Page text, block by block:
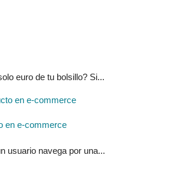
euro de tu bolsillo? Si...
en e-commerce
usuario navega por una...